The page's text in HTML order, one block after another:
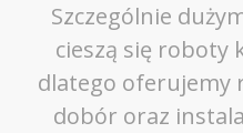
Szczególnie
cieszą się roboty
dlatego oferujemy
dobór oraz